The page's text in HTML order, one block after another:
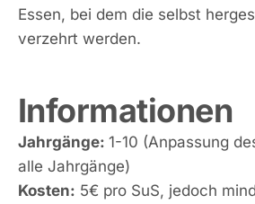
Essen, bei dem die selbst
verzehrt werden.
Informationen
Jahrgänge: 1-10 (Anpassung
alle Jahrgänge)
Kosten: 5€ pro SuS, jedoch